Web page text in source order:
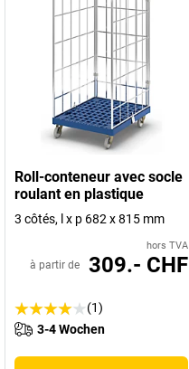
Roll-conteneur avec socle
roulant en plastique
3 côtés, l x p 682 x 815 mm
hors TVA
à partir de 309.- CHF
(1)
3-4 Wochen